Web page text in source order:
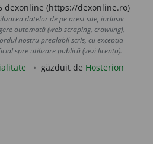
dexonline (https://dexonline.ro)
datelor de pe acest site, inclusiv
automată (web scraping, crawling),
nostru prealabil scris, cu excepția
spre utilizare publică (vezi licența).
găzduit de Hosterion